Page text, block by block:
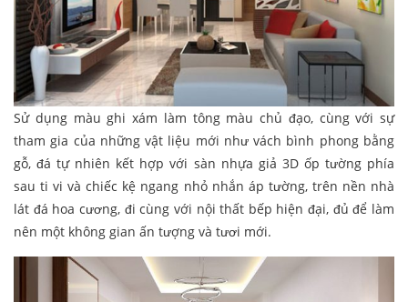
Sử dụng màu ghi xám làm tông màu chủ đạo, cùng với sự
tham gia của những vật liệu mới như vách bình phong bằng
gỗ, đá tự nhiên kết hợp với sàn nhựa giả 3D ốp tường phía
sau ti vi và chiếc kệ ngang nhỏ nhắn áp tường, trên nền nhà
lát đá hoa cương, đi cùng với nội thất bếp hiện đại, đủ để làm
nên một không gian ấn tượng và tươi mới.